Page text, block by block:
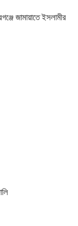
জামায়াতে ইসলামীর